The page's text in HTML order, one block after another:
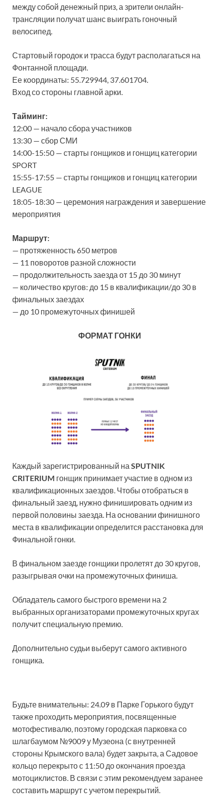
между собой денежный приз, а зрители онлайн-
трансляции получат шанс выиграть гоночный
велосипед.
Стартовый городок и трасса будут располагаться на
Фонтанной площади.
Ее координаты: 55.729944, 37.601704.
Вход со стороны главной арки.
Тайминг:
12:00 — начало сбора участников
13:30 — сбор СМИ
14:00-15:50 — старты гонщиков и гонщиц категории
SPORT
15:55-17:55 — старты гонщиков и гонщиц категории
LEAGUE
18:05-18:30 — церемония награждения и завершение
мероприятия
Маршрут:
— протяженность 650 метров
— 11 поворотов разной сложности
— продолжительность заезда от 15 до 30 минут
— количество кругов: до 15 в квалификации/до 30 в
финальных заездах
— до 10 промежуточных финишей
ФОРМАТ ГОНКИ
Каждый зарегистрированный на SPUTNIK
CRITERIUM гонщик принимает участие в одном из
квалификационных заездов. Чтобы отобраться в
финальный заезд, нужно финишировать одним из
первой половины заезда. На основании финишного
места в квалификации определится расстановка для
Финальной гонки.
В финальном заезде гонщики пролетят до 30 кругов,
разыгрывая очки на промежуточных финиша.
Обладатель самого быстрого времени на 2
выбранных организаторами промежуточных кругах
получит специальную премию.
Дополнительно судьи выберут самого активного
гонщика.
Будьте внимательны: 24.09 в Парке Горького будут
также проходить мероприятия, посвященные
мотофестивалю, поэтому городская парковка со
шлагбаумом №9009 у Музеона (с внутренней
стороны Крымского вала) будет закрыта, а Садовое
кольцо перекрыто с 11:50 до окончания проезда
мотоциклистов. В связи с этим рекомендуем заранее
составить маршрут с учетом перекрытий.